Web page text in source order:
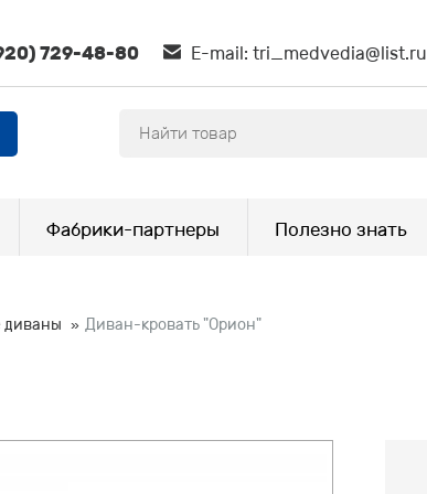
729-48-80 E-mail: tri_medvedia@list.ru
Фабрики-партнеры Полезно знать
диваны Диван-кровать "Орион"